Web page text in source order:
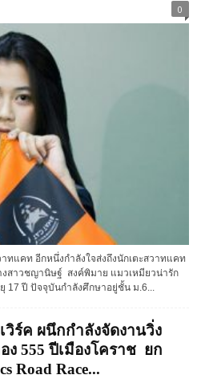
0
ท อีกหนึ่งกำลังใจส่งถึงนักเตะสวาทแคท
งสาวชญานิษฐ์ สงค์พิมาย แมวเหมียวน่ารัก
17 ปี ปัจจุบันกำลังศึกษาอยู่ชั้น ม.6...
วิร์ค ผนึกกำลังจัดงานวิ่ง
555 ปีเมืองโคราช ยก
Road Race...